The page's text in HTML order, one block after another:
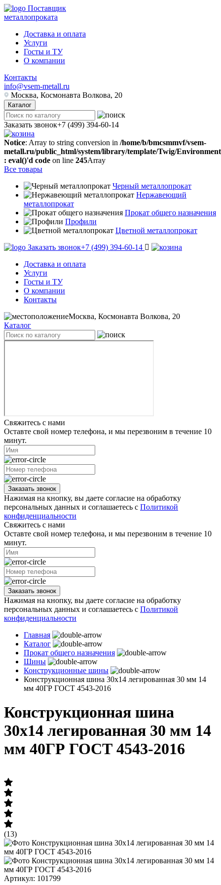
Поставщик
металлопроката
Доставка и оплата
Услуги
Госты и ТУ
О компании
Контакты
info@vsem-metall.ru
Москва, Космонавта Волкова, 20
Каталог
Заказать звонок+7 (499) 394-60-14
Notice: Array to string conversion in /home/b/bmcsmmvf/vsem-
metall.ru/public_html/system/library/template/Twig/
: eval()'d code on line 245Array
Все товары
Черный металлопрокат
Нержавеющий
металлопрокат
Прокат общего назначения
Профили
Цветной металлопрокат
Заказать звонок+7 (499) 394-60-14
Доставка и оплата
Услуги
Госты и ТУ
О компании
Контакты
Москва, Космонавта Волкова, 20
Каталог
Свяжитесь с нами
Оставте свой номер телефона, и мы перезвоним в течение 10
минут.
Заказать звонок
Нажимая на кнопку, вы даете согласие на обработку
персональных данных и соглашаетесь с Политикой
конфиденциальности
Свяжитесь с нами
Оставте свой номер телефона, и мы перезвоним в течение 10
минут.
Заказать звонок
Нажимая на кнопку, вы даете согласие на обработку
персональных данных и соглашаетесь с Политикой
конфиденциальности
Главная
Каталог
Прокат общего назначения
Шины
Конструкционные шины
Конструкционная шина 30х14 легированная 30 мм 14
мм 40ГР ГОСТ 4543-2016
Конструкционная шина
30х14 легированная 30 мм 14
мм 40ГР ГОСТ 4543-2016
(13)
Артикул: 101799